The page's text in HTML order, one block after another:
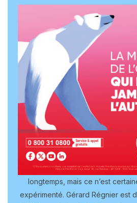
longtemps, mais ce n’est
expérimenté. Gérard Régnier est